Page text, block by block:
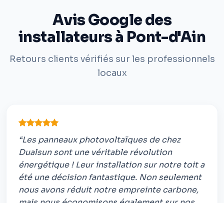
Avis Google des
installateurs à Pont-d'Ain
Retours clients vérifiés sur les professionnels
locaux
“Les panneaux photovoltaïques de chez
Dualsun sont une véritable révolution
énergétique ! Leur installation sur notre toit a
été une décision fantastique. Non seulement
nous avons réduit notre empreinte carbone,